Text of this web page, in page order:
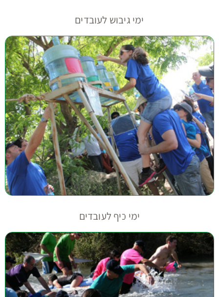
ימי גיבוש לעובדים
ימי כיף לעובדים